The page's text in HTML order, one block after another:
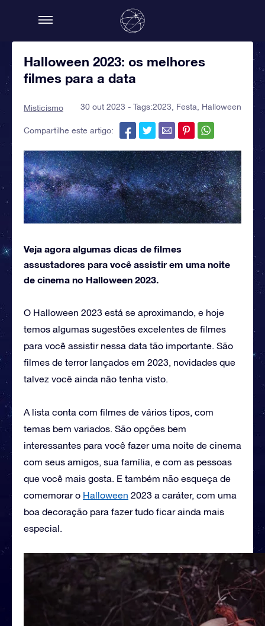
Halloween 2023: os melhores
filmes para a data
Misticismo 30 out 2023 - Tags:2023 Festa Halloween
Compartilhe este artigo:
Veja agora algumas dicas de filmes
assustadores para você assistir em uma noite
de cinema no Halloween 2023.
O Halloween 2023 está se aproximando, e hoje
temos algumas sugestões excelentes de filmes
para você assistir nessa data tão importante. São
filmes de terror lançados em 2023, novidades que
talvez você ainda não tenha visto.
A lista conta com filmes de vários tipos, com
temas bem variados. São opções bem
interessantes para você fazer uma noite de cinema
com seus amigos, sua família, e com as pessoas
que você mais gosta. E também não esqueça de
comemorar o Halloween 2023 a caráter, com uma
boa decoração para fazer tudo ficar ainda mais
especial.